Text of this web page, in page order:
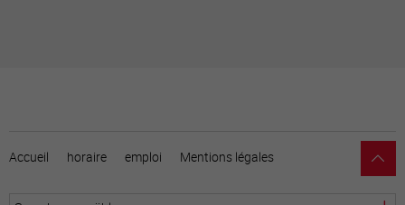
Accueil horaire emploi Mentions légales